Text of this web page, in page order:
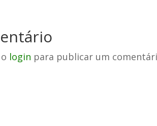
login para publicar um